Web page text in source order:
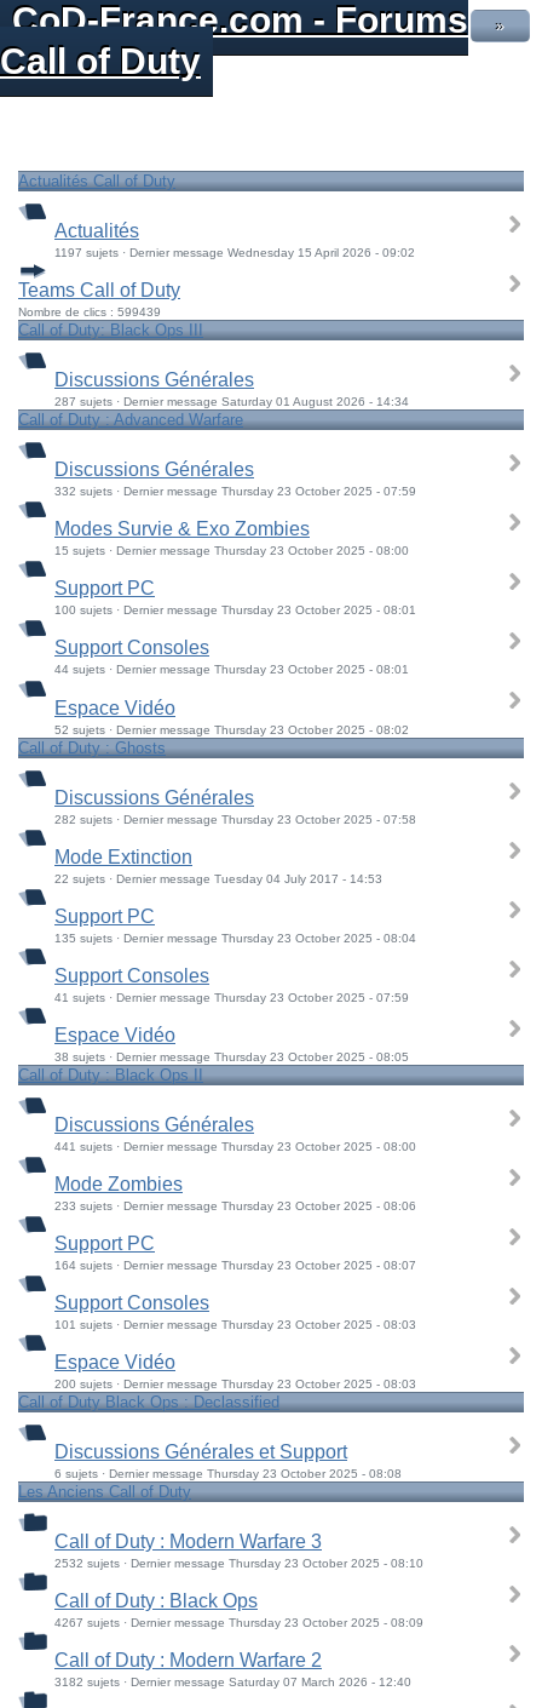
CoD-France.com - Forums
Call of Duty
»
Actualités Call of Duty
Actualités
1197 sujets · Dernier message Wednesday 15 April 2026 - 09:02
Teams Call of Duty
Nombre de clics : 599439
Call of Duty: Black Ops III
Discussions Générales
287 sujets · Dernier message Saturday 01 August 2026 - 14:34
Call of Duty : Advanced Warfare
Discussions Générales
332 sujets · Dernier message Thursday 23 October 2025 - 07:59
Modes Survie & Exo Zombies
15 sujets · Dernier message Thursday 23 October 2025 - 08:00
Support PC
100 sujets · Dernier message Thursday 23 October 2025 - 08:01
Support Consoles
44 sujets · Dernier message Thursday 23 October 2025 - 08:01
Espace Vidéo
52 sujets · Dernier message Thursday 23 October 2025 - 08:02
Call of Duty : Ghosts
Discussions Générales
282 sujets · Dernier message Thursday 23 October 2025 - 07:58
Mode Extinction
22 sujets · Dernier message Tuesday 04 July 2017 - 14:53
Support PC
135 sujets · Dernier message Thursday 23 October 2025 - 08:04
Support Consoles
41 sujets · Dernier message Thursday 23 October 2025 - 07:59
Espace Vidéo
38 sujets · Dernier message Thursday 23 October 2025 - 08:05
Call of Duty : Black Ops II
Discussions Générales
441 sujets · Dernier message Thursday 23 October 2025 - 08:00
Mode Zombies
233 sujets · Dernier message Thursday 23 October 2025 - 08:06
Support PC
164 sujets · Dernier message Thursday 23 October 2025 - 08:07
Support Consoles
101 sujets · Dernier message Thursday 23 October 2025 - 08:03
Espace Vidéo
200 sujets · Dernier message Thursday 23 October 2025 - 08:03
Call of Duty Black Ops : Declassified
Discussions Générales et Support
6 sujets · Dernier message Thursday 23 October 2025 - 08:08
Les Anciens Call of Duty
Call of Duty : Modern Warfare 3
2532 sujets · Dernier message Thursday 23 October 2025 - 08:10
Call of Duty : Black Ops
4267 sujets · Dernier message Thursday 23 October 2025 - 08:09
Call of Duty : Modern Warfare 2
3182 sujets · Dernier message Saturday 07 March 2026 - 12:40